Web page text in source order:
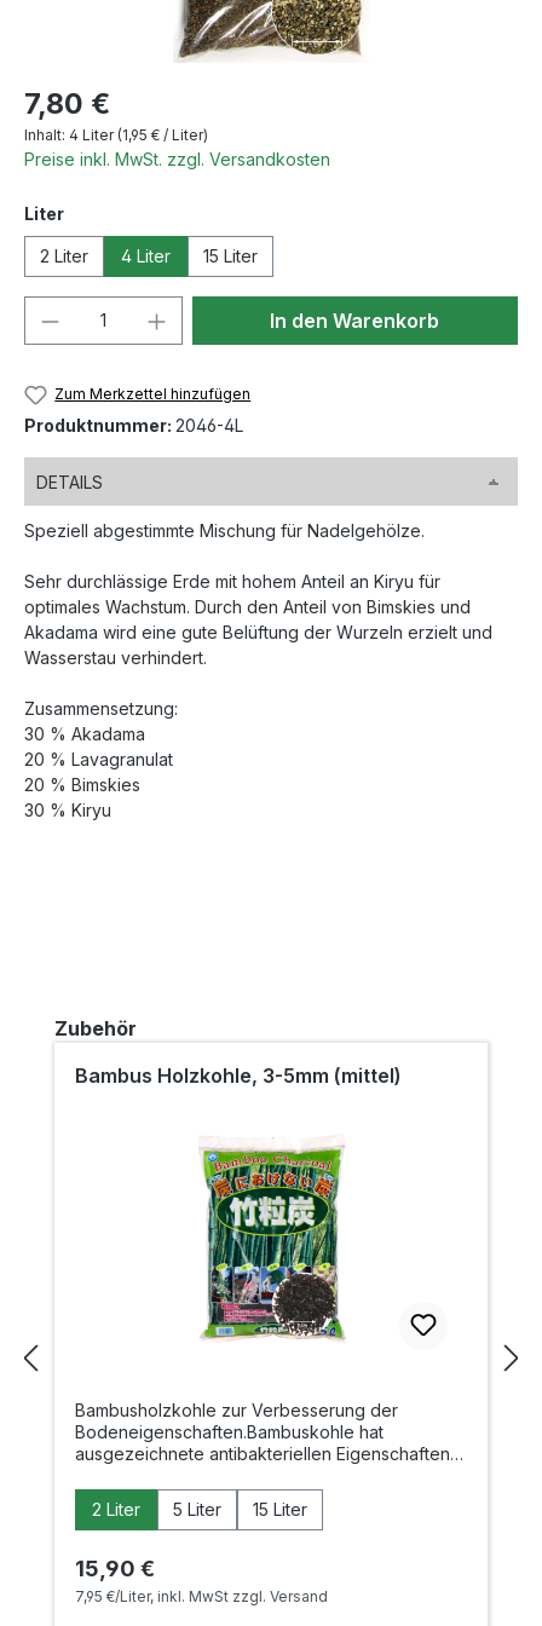
Regulärer Preis:
7,80 €
Inhalt: 4 Liter (1,95 € / Liter)
Preise inkl. MwSt. zzgl. Versandkosten
Literauswählen
2 Liter 4 Liter 15 Liter
Produkt Anzahl: Gib denIn den Warenkorb
Zum Merkzettel hinzufügen
Produktnummer: 2046-4L
DETAILS
Speziell abgestimmte Mischung für Nadelgehölze.
Sehr durchlässige Erde mit hohem Anteil an Kiryu für
optimales Wachstum. Durch den Anteil von Bimskies und
Akadama wird eine gute Belüftung der Wurzeln erzielt und
Wasserstau verhindert.
Zusammensetzung:
30 % Akadama
20 % Lavagranulat
20 % Bimskies
30 % Kiryu
Produktgalerie überspringen
Zubehör
Bambus Holzkohle, 3-5mm (mittel)
Bambusholzkohle zur Verbesserung der
Bodeneigenschaften.Bambuskohle hat
ausgezeichnete antibakteriellen Eigenschaften
Mikroorganismen. Die enthaltenen
Spurenelemente sowie Kalzium und Kalium
kräftiges Wachstum. Schadstoffe werden durch
das Material absorbiert und das Wachstum von
Mykorrhiza wird gezielt gefördert. Die in
Literauswählen
2 Liter 5 Liter 15 Liter
Regulärer Preis:
15,90 €
7,95 €/Liter, inkl. MwSt zzgl. Versand